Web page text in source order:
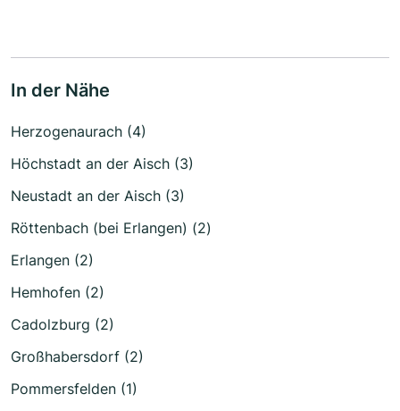
In der Nähe
Herzogenaurach (4)
Höchstadt an der Aisch (3)
Neustadt an der Aisch (3)
Röttenbach (bei Erlangen) (2)
Erlangen (2)
Hemhofen (2)
Cadolzburg (2)
Großhabersdorf (2)
Pommersfelden (1)